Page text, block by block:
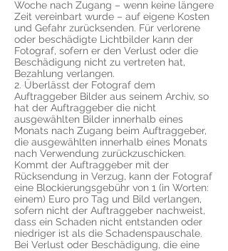
Woche nach Zugang – wenn keine längere
Zeit vereinbart wurde – auf eigene Kosten
und Gefahr zurücksenden. Für verlorene
oder beschädigte Lichtbilder kann der
Fotograf, sofern er den Verlust oder die
Beschädigung nicht zu vertreten hat,
Bezahlung verlangen.
2. Überlässt der Fotograf dem
Auftraggeber Bilder aus seinem Archiv, so
hat der Auftraggeber die nicht
ausgewählten Bilder innerhalb eines
Monats nach Zugang beim Auftraggeber,
die ausgewählten innerhalb eines Monats
nach Verwendung zurückzuschicken.
Kommt der Auftraggeber mit der
Rücksendung in Verzug, kann der Fotograf
eine Blockierungsgebühr von 1 (in Worten:
einem) Euro pro Tag und Bild verlangen,
sofern nicht der Auftraggeber nachweist,
dass ein Schaden nicht entstanden oder
niedriger ist als die Schadenspauschale.
Bei Verlust oder Beschädigung, die eine